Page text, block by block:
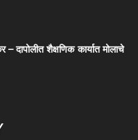
– दापोलीत शैक्षणिक कार्यात मोलाचे